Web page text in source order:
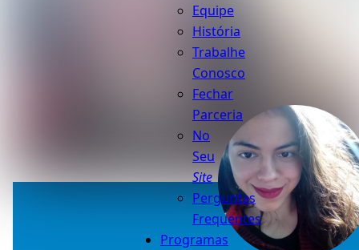
Equipe
História
Trabalhe
Conosco
Fechar
Parceria
No
Seu
Site
Perguntas
Frequentes
Programas